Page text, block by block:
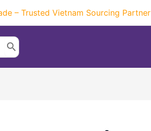
– Trusted Vietnam Sourcing Partner